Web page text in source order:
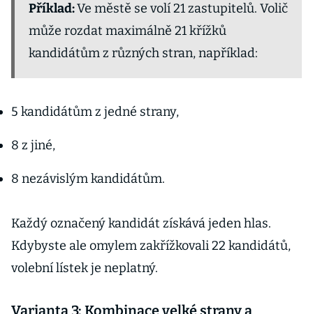
Příklad:Ve městě se volí 21 zastupitelů. Volič
může rozdat maximálně 21 křížků
kandidátům z různých stran, například:
5 kandidátům z jedné strany,
8 z jiné,
8 nezávislým kandidátům.
Každý označený kandidát získává jeden hlas.
Kdybyste ale omylem zakřížkovali 22 kandidátů,
volební lístek je neplatný.
Varianta 3: Kombinace velké strany a